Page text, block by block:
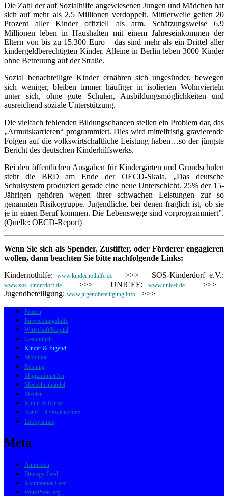
Die Zahl der auf Sozialhilfe angewiesenen Jungen und Mädchen hat
sich auf mehr als 2,5 Millionen verdoppelt. Mittlerweile gelten 20
Prozent aller Kinder offiziell als arm. Schätzungsweise 6,9
Millionen leben in Haushalten mit einem Jahreseinkommen der
Eltern von bis zu 15.300 Euro – das sind mehr als ein Drittel aller
kindergeldberechtigten Kinder. Alleine in Berlin leben 3000 Kinder
ohne Betreuung auf der Straße.
Sozial benachteiligte Kinder ernähren sich ungesünder, bewegen
sich weniger, bleiben immer häufiger in isolierten Wohnvierteln
unter sich, ohne gute Schulen, Ausbildungsmöglichkeiten und
ausreichend soziale Unterstützung.
Die vielfach fehlenden Bildungschancen stellen ein Problem dar, das
„Armutskarrieren“ programmiert. Dies wird mittelfristig gravierende
Folgen auf die volkswirtschaftliche Leistung haben…so der jüngste
Bericht des deutschen Kinderhilfswerks.
Bei den öffentlichen Ausgaben für Kindergärten und Grundschulen
steht die BRD am Ende der OECD-Skala. „Das deutsche
Schulsystem produziert gerade eine neue Unterschicht. 25% der 15-
Jährigen gehören wegen ihrer schwachen Leistungen zur so
genannten Risikogruppe. Jugendliche, bei denen fraglich ist, ob sie
je in einen Beruf kommen. Die Lebenswege sind vorprogrammiert”.
(Quelle: OECD-Report)
Wenn Sie sich als Spender, Zustifter, oder Förderer engagieren
wollen, dann beachten Sie bitte nachfolgende Links:
Kindernothilfe:www.kindernothilfe.de >>> SOS-Kinderdorf e.V.:
www.sos-kinderdorf.de >>> UNICEF:www.unicef.de
>>>
Jugendbeteiligung: www.jugendbeteiligung.info >>>
Frauen
Entwicklungshilfe
Wirtschaft/Kapital
Gesundheit
Kinder & Jugend
Mobilität
Rüstung
Migrantinnen/en
Menschenhandel
Medien
Kultur & Kunst
Natur – /Umweltschutz
Lobbyismus
Meta
Anmelden
Eintrags-Feed
Kommentar-Feed
WordPress.org